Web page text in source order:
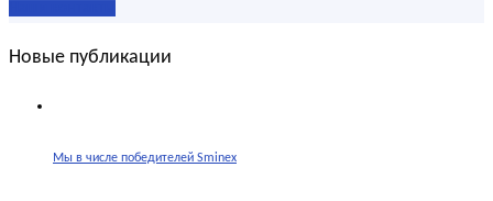
Новые публикации
Мы в числе победителей Sminex